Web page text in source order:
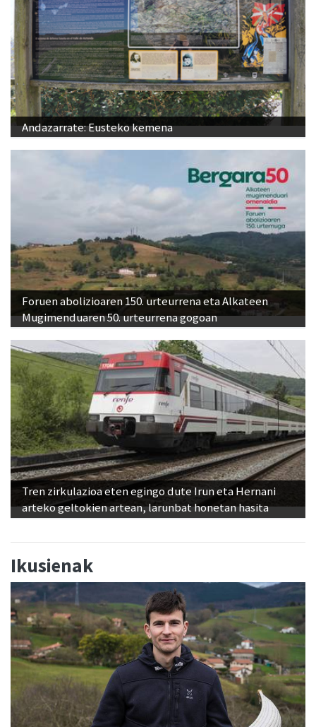
Andazarrate: Eusteko kemena
Foruen abolizioaren 150. urteurrena eta Alkateen
Mugimenduaren 50. urteurrena gogoan
Tren zirkulazioa eten egingo dute Irun eta Hernani
arteko geltokien artean, larunbat honetan hasita
Ikusienak